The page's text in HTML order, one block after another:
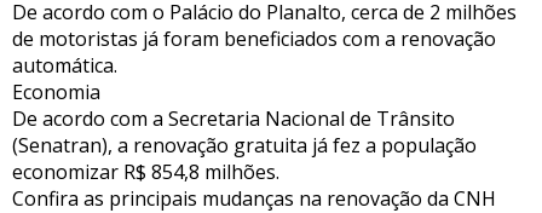
De acordo com o Palácio do Planalto, cerca de 2 milhões
de motoristas já foram beneficiados com a renovação
automática.
Economia
De acordo com a Secretaria Nacional de Trânsito
(Senatran), a renovação gratuita já fez a população
economizar R$ 854,8 milhões.
Confira as principais mudanças na renovação da CNH